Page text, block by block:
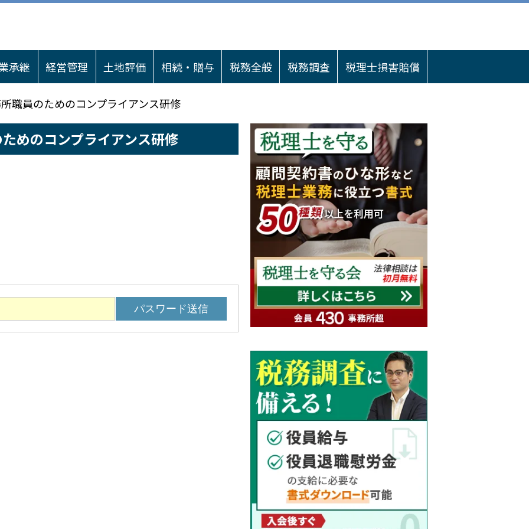
承継 経営管理 土地評価 相続・贈与 税務全般 税務調査 税理士損害賠償
職員のためのコンプライアンス研修
めのコンプライアンス研修